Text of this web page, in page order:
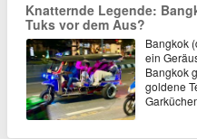
Knatternde Legende:
Tuks vor dem Aus?
Bangkok
ein
Bangkok
goldene